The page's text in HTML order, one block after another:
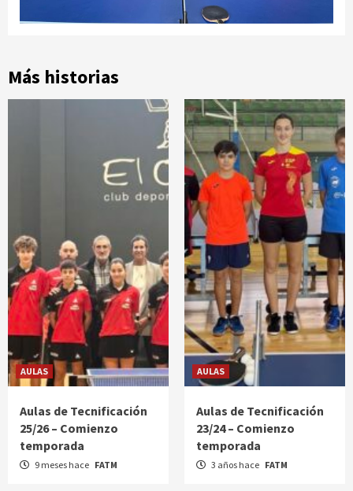
Más historias
AULAS
Aulas de Tecnificación
25/26 – Comienzo
temporada
9 meses hace FATM
AULAS
Aulas de Tecnificación
23/24 – Comienzo
temporada
3 años hace FATM